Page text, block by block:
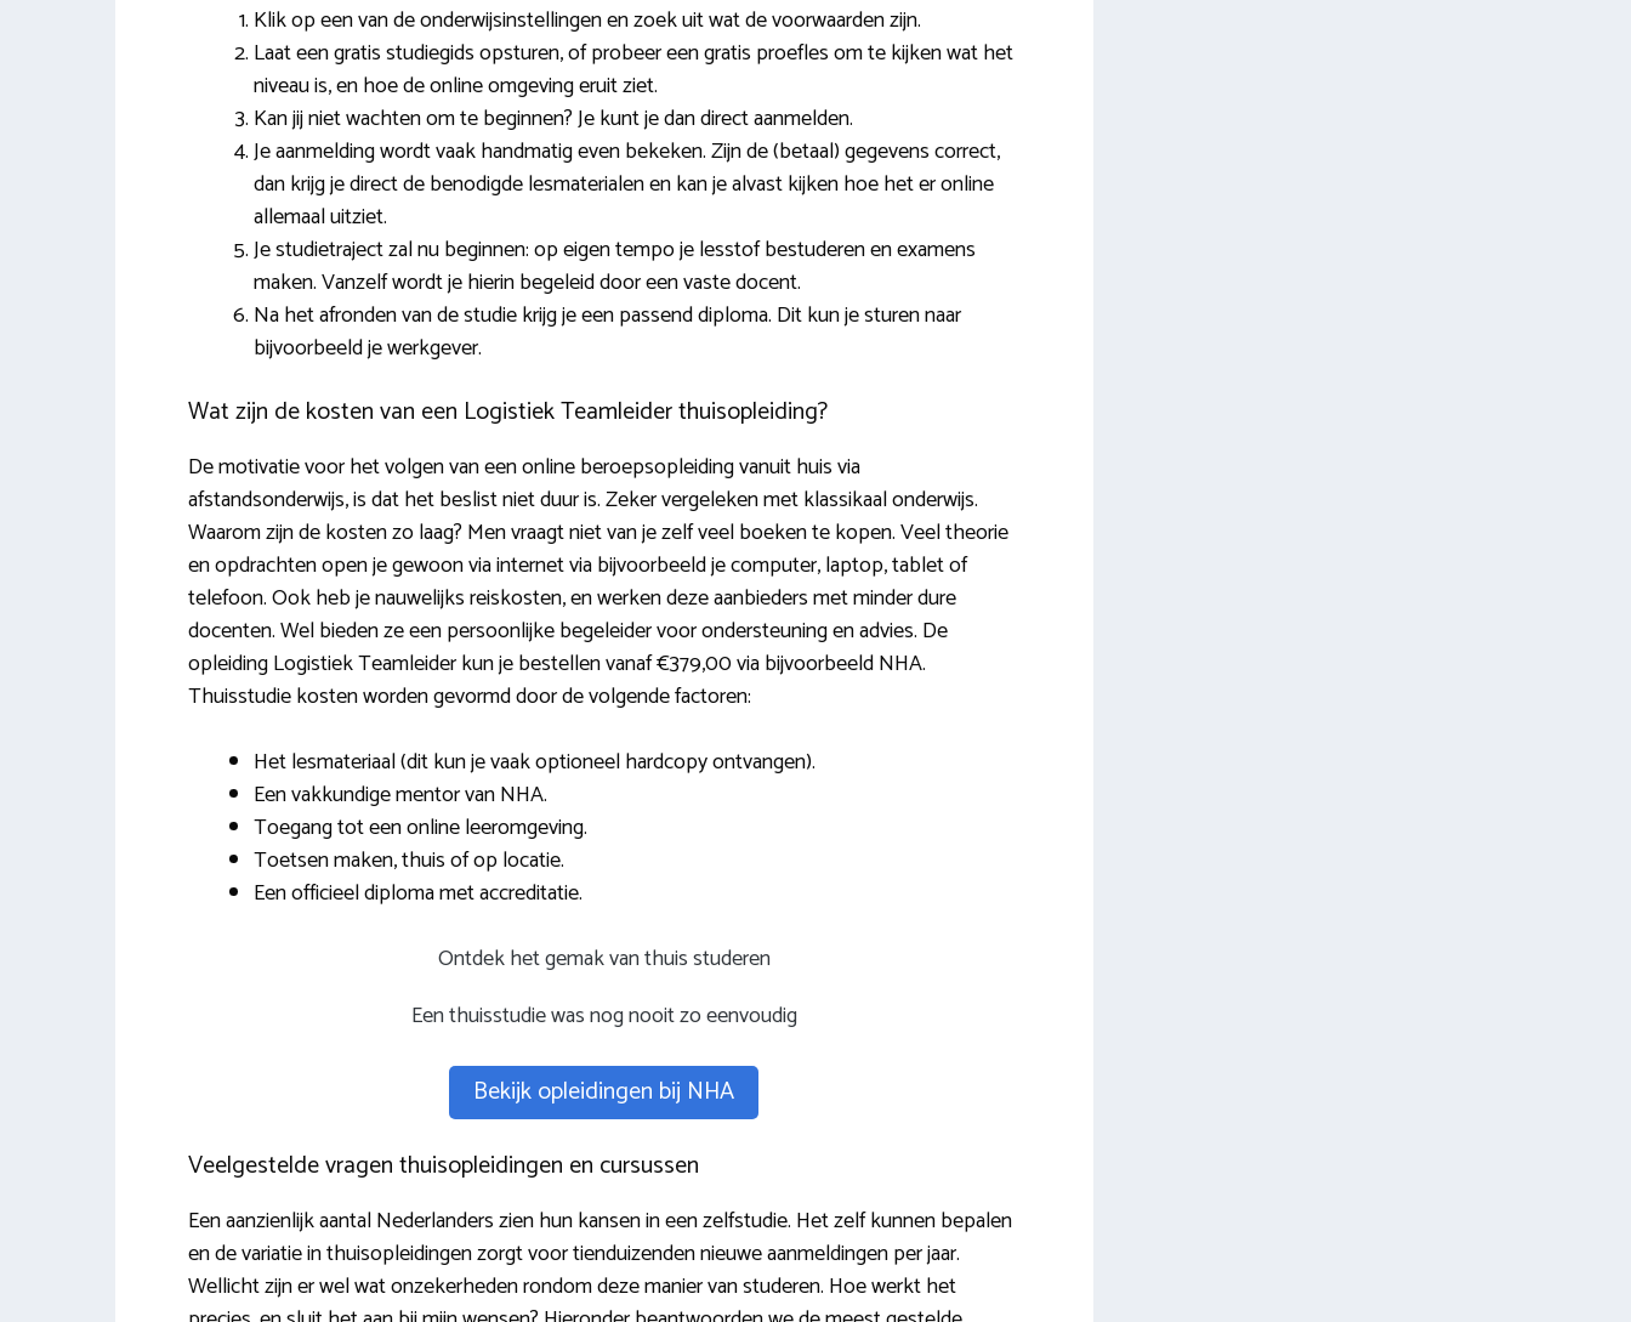
Klik op een van de onderwijsinstellingen en zoek uit wat de voorwaarden zijn.
Laat een gratis studiegids opsturen, of probeer een gratis proefles om te kijken wat het
niveau is, en hoe de online omgeving eruit ziet.
Kan jij niet wachten om te beginnen? Je kunt je dan direct aanmelden.
Je aanmelding wordt vaak handmatig even bekeken. Zijn de (betaal) gegevens correct,
dan krijg je direct de benodigde lesmaterialen en kan je alvast kijken hoe het er online
allemaal uitziet.
Je studietraject zal nu beginnen: op eigen tempo je lesstof bestuderen en examens
maken. Vanzelf wordt je hierin begeleid door een vaste docent.
Na het afronden van de studie krijg je een passend diploma. Dit kun je sturen naar
bijvoorbeeld je werkgever.
Wat zijn de kosten van een Logistiek Teamleider thuisopleiding?
De motivatie voor het volgen van een online beroepsopleiding vanuit huis via
afstandsonderwijs, is dat het beslist niet duur is. Zeker vergeleken met klassikaal onderwijs.
Waarom zijn de kosten zo laag? Men vraagt niet van je zelf veel boeken te kopen. Veel theorie
en opdrachten open je gewoon via internet via bijvoorbeeld je computer, laptop, tablet of
telefoon. Ook heb je nauwelijks reiskosten, en werken deze aanbieders met minder dure
docenten. Wel bieden ze een persoonlijke begeleider voor ondersteuning en advies. De
opleiding Logistiek Teamleider kun je bestellen vanaf €379,00 via bijvoorbeeld NHA.
Thuisstudie kosten worden gevormd door de volgende factoren:
Het lesmateriaal (dit kun je vaak optioneel hardcopy ontvangen).
Een vakkundige mentor van NHA.
Toegang tot een online leeromgeving.
Toetsen maken, thuis of op locatie.
Een officieel diploma met accreditatie.
Ontdek het gemak van thuis studeren
Een thuisstudie was nog nooit zo eenvoudig
Bekijk opleidingen bij NHA
Veelgestelde vragen thuisopleidingen en cursussen
Een aanzienlijk aantal Nederlanders zien hun kansen in een zelfstudie. Het zelf kunnen bepalen
en de variatie in thuisopleidingen zorgt voor tienduizenden nieuwe aanmeldingen per jaar.
Wellicht zijn er wel wat onzekerheden rondom deze manier van studeren. Hoe werkt het